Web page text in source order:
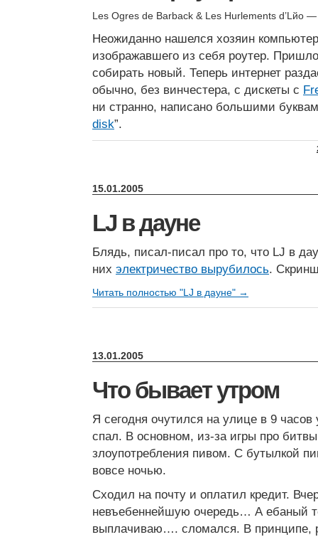
Les Ogres de Barback & Les Hurlements d’Lйo
Неожиданно нашелся хозяин
изображавшего из себя роутер.
собирать новый. Теперь интернет
обычно, без винчестера, с дискеты с
ни странно, написано большими
disk”.
15.01.2005
LJ в дауне
Блядь, писал-писал про то, что LJ в
них электричество вырубилось.
Читать полностью "LJ в дауне" →
13.01.2005
Что бывает утром
Я сегодня очутился на улице в 9 часов
спал. В основном, из-за игры про
злоупотребления пивом. С бутылкой
вовсе ночью.
Сходил на почту и оплатил кредит.
невъебеннейшую очередь… А ебаный
выплачиваю…. сломался. В принципе,